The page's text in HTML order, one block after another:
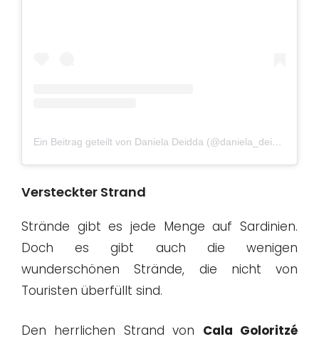
Ein Beitrag geteilt von Daniela Deidda (@daniela_deidda)
Versteckter Strand
Strände gibt es jede Menge auf Sardinien.
Doch es gibt auch die wenigen
wunderschönen Strände, die nicht von
Touristen überfüllt sind.
Den herrlichen Strand von Cala Goloritzé